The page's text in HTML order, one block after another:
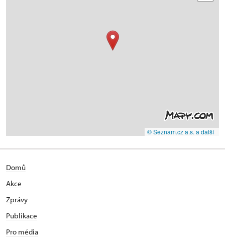
© Seznam.cz a.s. a další
Domů
Akce
Zprávy
Publikace
Pro média